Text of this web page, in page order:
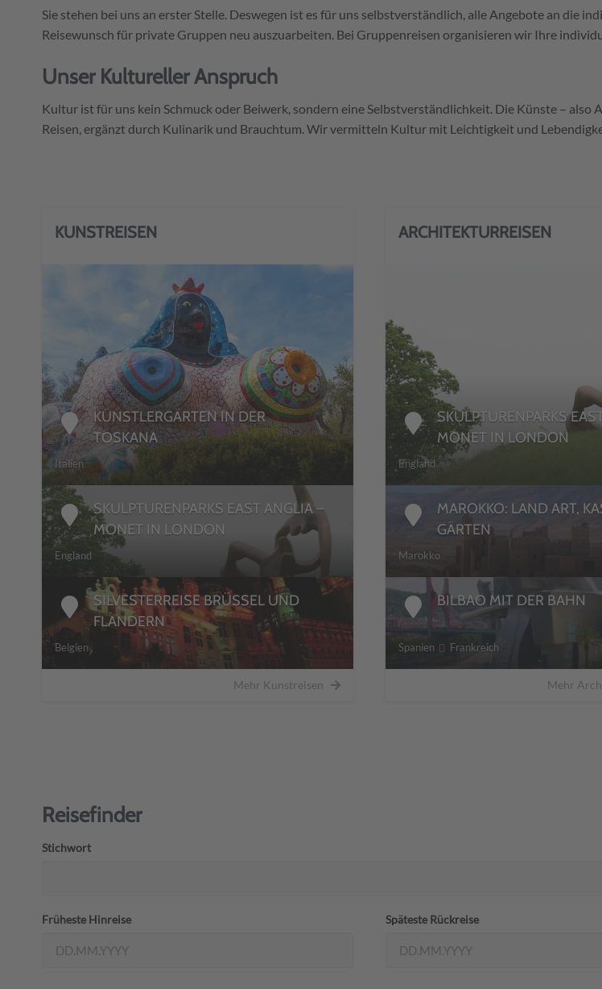
Sie stehen bei uns an erster Stelle. Deswegen ist es für uns selbstverständlich, alle Angebote an die
Reisewunsch für private Gruppen neu auszuarbeiten. Bei Gruppenreisen organisieren wir Ihre
Unser Kultureller Anspruch
Kultur ist für uns kein Schmuck oder Beiwerk, sondern eine Selbstverständlichkeit. Die Künste –
Reisen, ergänzt durch Kulinarik und Brauchtum. Wir vermitteln Kultur mit Leichtigkeit und
KUNSTREISEN
DETAILS
KÜNSTLERGÄRTEN IN DER
TOSKANA
Italien
SKULPTURENPARKS EAST ANGLIA –
MONET IN LONDON
England
SILVESTERREISE BRÜSSEL UND
FLANDERN
Belgien
Mehr Kunstreisen
ARCHITEKTURREISEN
SKULPTURENPARKS
MONET IN LONDON
England
MAROKKO: LAND ART,
GÄRTEN
Marokko
BILBAO MIT DER BAHN
Spanien Frankreich
Mehr
Reisefinder
Stichwort
Früheste Hinreise Späteste Rückreise